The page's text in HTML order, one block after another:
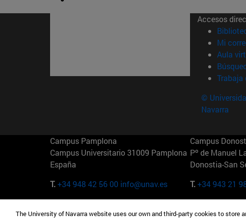
Accesos
Mi
Aula
©
Navarra
Campus Pamplona
Campus Universitario 31009 Pamplona
España
T.+34 948 42 56 00 info@unav.es
Campus
Pº de Manuel
Donostia-San
T.+34 943 21
Camino del Cerro Águila 3 28023
165 W 57th St
The University of Navarra website uses our own and third-party cookies to store